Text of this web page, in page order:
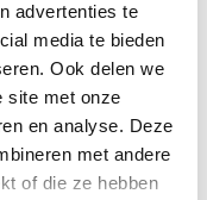
advertenties te
media te bieden
Ook delen we
site met onze
en analyse. Deze
met andere
of die ze hebben
MB1, B2 en E4 op